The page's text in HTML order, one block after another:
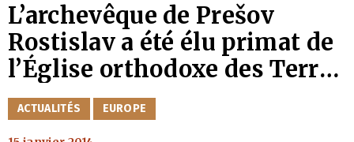
L’archevêque de Prešov
Rostislav a été élu primat de
l’Église orthodoxe des Terres
tchèques et de Slovaquie,
tandis que l’évêque de
CATÉGORIES
ACTUALITÉS EUROPE